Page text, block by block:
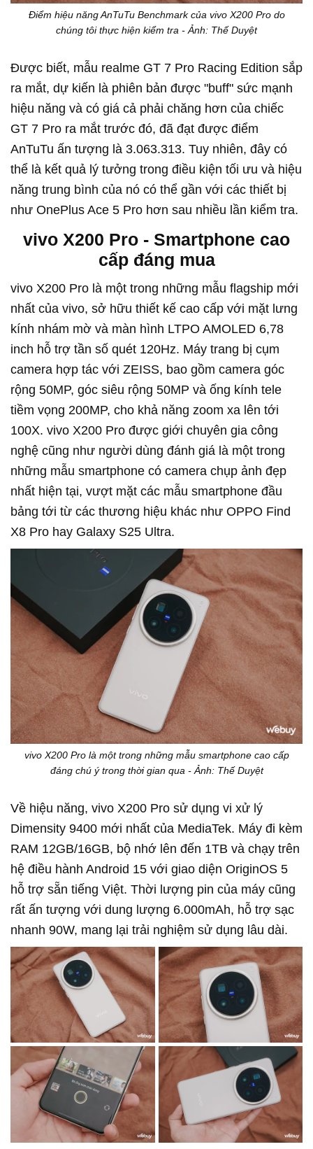
Điểm hiệu năng AnTuTu Benchmark của vivo X200 Pro do
chúng tôi thực hiện kiểm tra - Ảnh: Thế Duyệt
Được biết, mẫu realme GT 7 Pro Racing Edition sắp
ra mắt, dự kiến là phiên bản được "buff" sức mạnh
hiệu năng và có giá cả phải chăng hơn của chiếc
GT 7 Pro ra mắt trước đó, đã đạt được điểm
AnTuTu ấn tượng là 3.063.313. Tuy nhiên, đây có
thể là kết quả lý tưởng trong điều kiện tối ưu và hiệu
năng trung bình của nó có thể gần với các thiết bị
như OnePlus Ace 5 Pro hơn sau nhiều lần kiểm tra.
vivo X200 Pro - Smartphone cao
cấp đáng mua
vivo X200 Pro là một trong những mẫu flagship mới
nhất của vivo, sở hữu thiết kế cao cấp với mặt lưng
kính nhám mờ và màn hình LTPO AMOLED 6,78
inch hỗ trợ tần số quét 120Hz. Máy trang bị cụm
camera hợp tác với ZEISS, bao gồm camera góc
rộng 50MP, góc siêu rộng 50MP và ống kính tele
tiềm vọng 200MP, cho khả năng zoom xa lên tới
100X. vivo X200 Pro được giới chuyên gia công
nghệ cũng như người dùng đánh giá là một trong
những mẫu smartphone có camera chụp ảnh đẹp
nhất hiện tại, vượt mặt các mẫu smartphone đầu
bảng tới từ các thương hiệu khác như OPPO Find
X8 Pro hay Galaxy S25 Ultra.
vivo X200 Pro là một trong những mẫu smartphone cao cấp
đáng chú ý trong thời gian qua - Ảnh: Thế Duyệt
Về hiệu năng, vivo X200 Pro sử dụng vi xử lý
Dimensity 9400 mới nhất của MediaTek. Máy đi kèm
RAM 12GB/16GB, bộ nhớ lên đến 1TB và chạy trên
hệ điều hành Android 15 với giao diện OriginOS 5
hỗ trợ sẵn tiếng Việt. Thời lượng pin của máy cũng
rất ấn tượng với dung lượng 6.000mAh, hỗ trợ sạc
nhanh 90W, mang lại trải nghiệm sử dụng lâu dài.